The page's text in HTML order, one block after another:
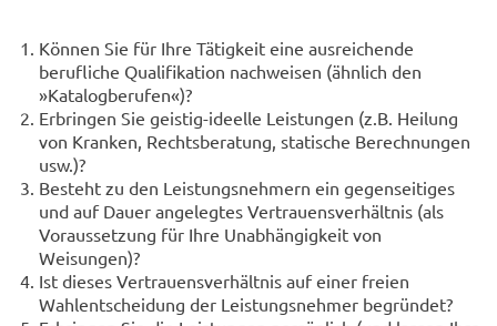
Können Sie für Ihre Tätigkeit eine ausreichende
berufliche Qualifikation nachweisen (ähnlich den
»Katalogberufen«)?
Erbringen Sie geistig-ideelle Leistungen (z.B. Heilung
von Kranken, Rechtsberatung, statische Berechnungen
usw.)?
Besteht zu den Leistungsnehmern ein gegenseitiges
und auf Dauer angelegtes Vertrauensverhältnis (als
Voraussetzung für Ihre Unabhängigkeit von
Weisungen)?
Ist dieses Vertrauensverhältnis auf einer freien
Wahlentscheidung der Leistungsnehmer begründet?